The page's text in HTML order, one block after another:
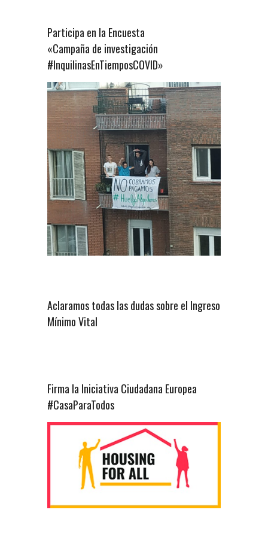
Participa en la Encuesta
«Campaña de investigación
#InquilinasEnTiemposCOVID»
Aclaramos todas las dudas sobre el Ingreso
Mínimo Vital
Firma la Iniciativa Ciudadana Europea
#CasaParaTodos